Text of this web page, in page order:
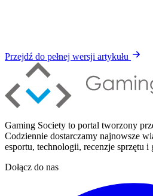
Przejdź do pełnej wersji artykułu
Gaming Society to portal tworzony
Codziennie dostarczamy najnowsze
esportu, technologii, recenzje sprzętu i
Dołącz do nas